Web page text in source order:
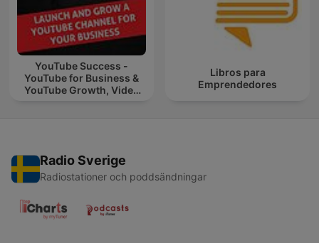
YouTube Success -
YouTube for Business &
YouTube Growth, Video
Libros para
Emprendedores
Radio Sverige
Radiostationer och poddsändningar